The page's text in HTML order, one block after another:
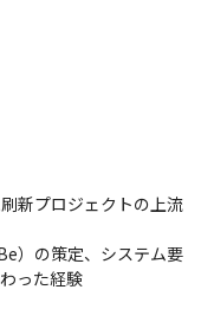
見
PoC）の実施
ベンダーのマネジメン
Slack）の改善
新プロジェクトの上流
）の策定、システム要
った経験